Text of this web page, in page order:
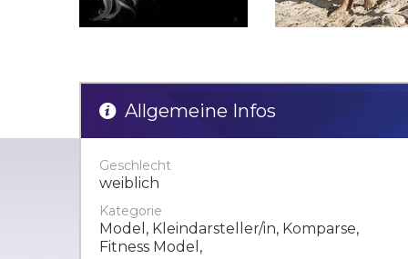
Allgemeine Infos
Geschlecht
weiblich
Kategorie
Model, Kleindarsteller/in, Komparse,
Fitness Model,